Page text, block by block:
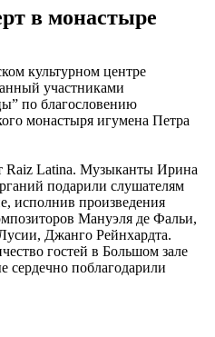
в монастыре
культурном центре
участниками
по благословению
монастыря игумена Петра
Raiz Latina. Музыканты Ирина
подарили слушателям
исполнив произведения
Мануэля де Фальи,
Джанго Рейнхардта.
гостей в Большом зале
сердечно поблагодарили